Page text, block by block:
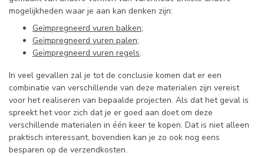
mogelijkheden waar je aan kan denken zijn:
Geïmpregneerd vuren balken;
Geïmpregneerd vuren palen;
Geïmpregneerd vuren regels.
In veel gevallen zal je tot de conclusie komen dat er een
combinatie van verschillende van deze materialen zijn vereist
voor het realiseren van bepaalde projecten. Als dat het geval is
spreekt het voor zich dat je er goed aan doet om deze
verschillende materialen in één keer te kopen. Dat is niet alleen
praktisch interessant, bovendien kan je zo ook nog eens
besparen op de verzendkosten.